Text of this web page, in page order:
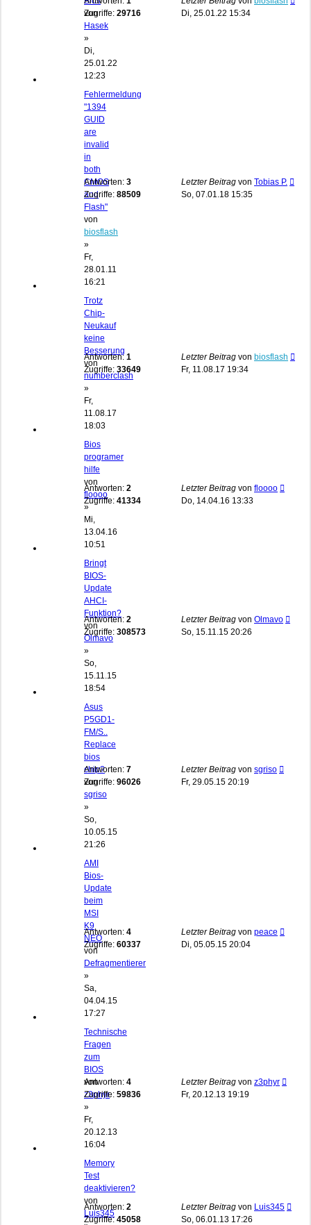
von
Hasek
»
Di,
25.01.22
12:23
Zugriffe: 29716
Di, 25.01.22 15:34
Fehlermeldung
"1394
GUID
are
invalid
in
both
CMOS
and
Flash"
von
biosflash
»
Fr,
28.01.11
16:21
Antworten: 3
Zugriffe: 88509
Letzter Beitrag von Tobias P.
So, 07.01.18 15:35
Trotz
Chip-
Neukauf
keine
Besserung
von
numberclash
»
Fr,
11.08.17
18:03
Antworten: 1
Zugriffe: 33649
Letzter Beitrag von biosflash
Fr, 11.08.17 19:34
Bios
programer
hilfe
von
floooo
»
Mi,
13.04.16
10:51
Antworten: 2
Zugriffe: 41334
Letzter Beitrag von floooo
Do, 14.04.16 13:33
Bringt
BIOS-
Update
AHCI-
Funktion?
von
Olmavo
»
So,
15.11.15
18:54
Antworten: 2
Zugriffe: 308573
Letzter Beitrag von Olmavo
So, 15.11.15 20:26
Asus
P5GD1-
FM/S..
Replace
bios
chip?
von
sgriso
»
So,
10.05.15
21:26
Antworten: 7
Zugriffe: 96026
Letzter Beitrag von sgriso
Fr, 29.05.15 20:19
AMI
Bios-
Update
beim
MSI
K9
NEO
von
Defragmentierer
»
Sa,
04.04.15
17:27
Antworten: 4
Zugriffe: 60337
Letzter Beitrag von peace
Di, 05.05.15 20:04
Technische
Fragen
zum
BIOS
von
z3phyr
»
Fr,
20.12.13
16:04
Antworten: 4
Zugriffe: 59836
Letzter Beitrag von z3phyr
Fr, 20.12.13 19:19
Memory
Test
deaktivieren?
von
Luis345
Antworten: 2
Zugriffe: 45058
Letzter Beitrag von Luis345
So, 06.01.13 17:26